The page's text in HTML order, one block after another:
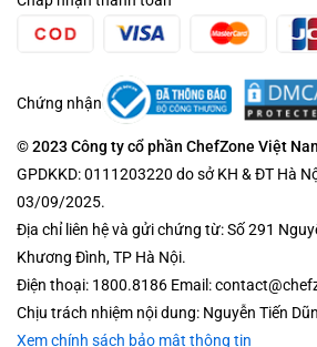
Chứng nhận
© 2023 Công ty cổ phần ChefZone Việt
GPDKKD: 0111203220 do sở KH & ĐT Hà
03/09/2025.
Địa chỉ liên hệ và gửi chứng từ: Số 291
Khương Đình, TP Hà Nội.
Điện thoại: 1800.8186 Email:
Chịu trách nhiệm nội dung: Nguyễn Tiến
Xem chính sách bảo mật thông tin